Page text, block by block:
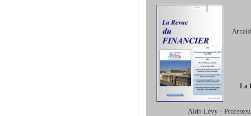
La
Aldo Lévy -